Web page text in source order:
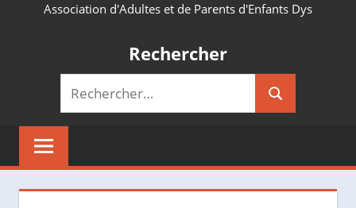
Association d'Adultes et de Parents d'Enfants Dys
Rechercher
Recherche
pour :
Rechercher